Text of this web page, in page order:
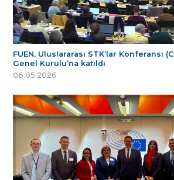
FUEN, Uluslararası STK’lar Konferansı
Genel Kurulu’na katıldı
06.05.2026